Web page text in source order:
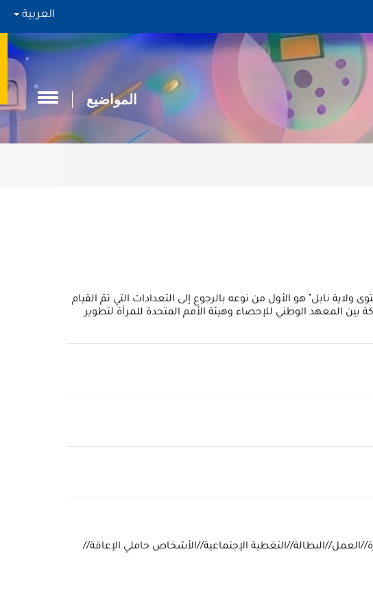
العربية
المواضيع
حسب مقاربة النوع الاجتماعي على مستوى ولاية نابل" هو الأول من نوعه بالرجوع إلى التعدادات التي تمّ القيام
أفريل 2016. وهذا التقرير هو ثمرة اتفاقية شراكة بين المعهد الوطني للإحصاء وهيئة الأمم المتحدة للمرأة لتطوير
العمل//البطالة//التغطية الإجتماعية//الأشخاص حاملي الإعاقة//